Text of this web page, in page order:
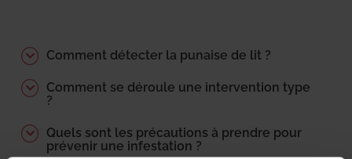
Comment détecter la punaise de lit ?
Comment se déroule une intervention type
?
Quels sont les précautions à prendre pour
prévenir une infestation ?